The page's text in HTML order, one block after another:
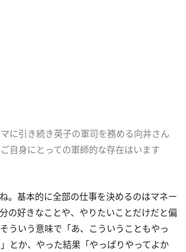
に引き続き英子の軍司を務める向井さん
自身にとっての軍師的な存在はいます
。基本的に全部の仕事を決めるのはマネー
の好きなことや、やりたいことだけだと偏
ういう意味で「あ、こういうこともやっ
とか、やった結果「やっぱりやってよか